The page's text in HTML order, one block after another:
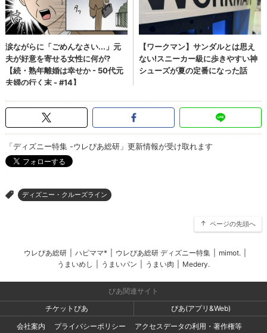
「ディズニー特集 -ウレぴあ総研」更新情報が受け取れます
> ディズニー・クルーズライン
ページの先頭へ
ウレぴあ総研 ハピママ* ウレぴあ総研 ディズニー特集 mimot.
うまいめし
うまいパン うまい肉 Medery.
ぴあ関連サイト
チケットぴあ
ぴあ(アプリ&Web)
会社案内
プライバシーポリシー アクセスデータの利用・著作権等